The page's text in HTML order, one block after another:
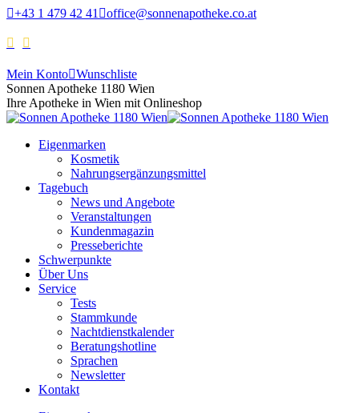
+43 1 479 42 41 office@sonnenapotheke.co.at
Mein Konto Wunschliste
Sonnen Apotheke 1180 Wien
Ihre Apotheke in Wien mit Onlineshop
Eigenmarken
Kosmetik
Nahrungsergänzungsmittel
Tagebuch
News und Angebote
Veranstaltungen
Kundenmagazin
Presseberichte
Schwerpunkte
Über Uns
Service
Tests
Stammkunde
Nachtdienstkalender
Beratungshotline
Sprachen
Newsletter
Kontakt